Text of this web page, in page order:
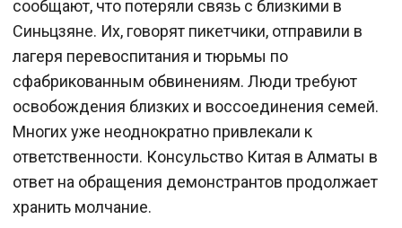
сообщают, что потеряли связь с близкими в
Синьцзяне. Их, говорят пикетчики, отправили в
лагеря перевоспитания и тюрьмы по
сфабрикованным обвинениям. Люди требуют
освобождения близких и воссоединения семей.
Многих уже неоднократно привлекали к
ответственности. Консульство Китая в Алматы в
ответ на обращения демонстрантов продолжает
хранить молчание.